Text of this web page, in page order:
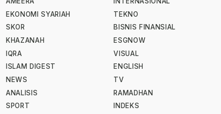
EKONOMI SYARIAH
SKOR
KHAZANAH
IQRA
ISLAM DIGEST
NEWS
ANALISIS
SPORT
TEKNO
BISNIS FINANSIAL
ESGNOW
VISUAL
ENGLISH
TV
RAMADHAN
INDEKS